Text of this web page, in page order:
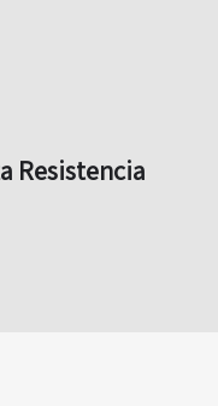
Resistencia